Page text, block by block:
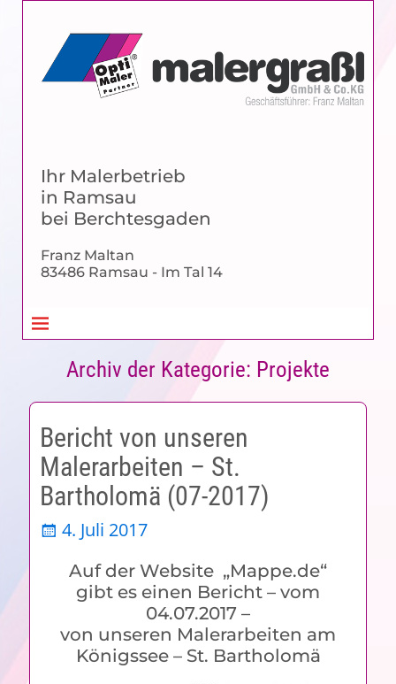
Ihr Malerbetrieb
in Ramsau
bei Berchtesgaden
Franz Maltan
83486 Ramsau - Im Tal 14
Archiv der Kategorie: Projekte
Bericht von unseren
Malerarbeiten – St.
Bartholomä (07-2017)
4. Juli 2017
Auf der Website „Mappe.de“
gibt es einen Bericht – vom
04.07.2017 –
von unseren Malerarbeiten am
Königssee – St. Bartholomä